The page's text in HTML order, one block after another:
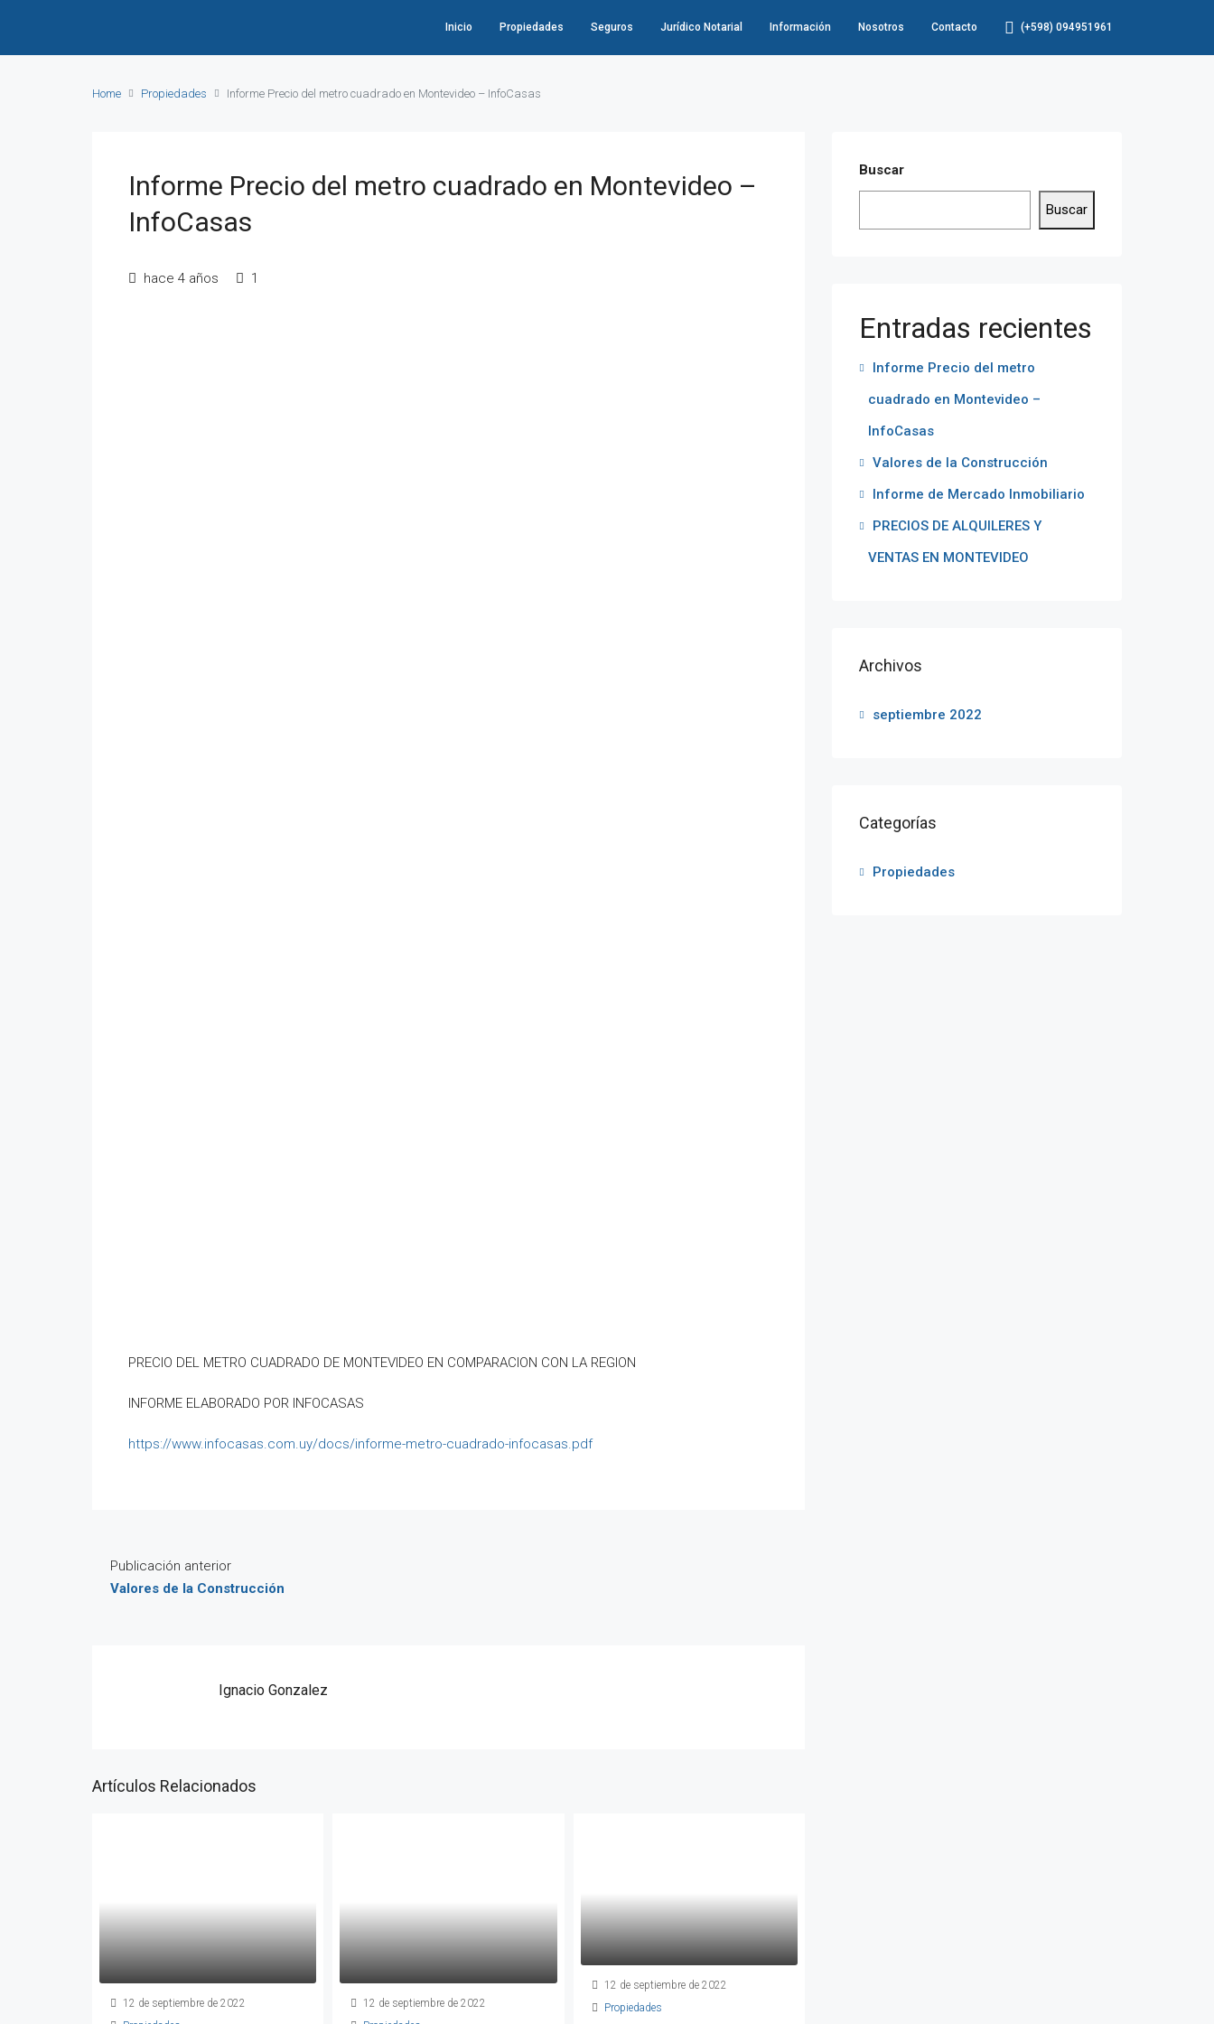
Inicio Propiedades Seguros Jurídico Notarial Información Nosotros Contacto (+598) 094951961
Home Propiedades Informe Precio del metro cuadrado en Montevideo – InfoCasas
Informe Precio del metro cuadrado en Montevideo –
InfoCasas
hace 4 años 1
PRECIO DEL METRO CUADRADO DE MONTEVIDEO EN COMPARACION CON LA REGION
INFORME ELABORADO POR INFOCASAS
https://www.infocasas.com.uy/docs/informe-metro-cuadrado-infocasas.pdf
Publicación anterior
Valores de la Construcción
Ignacio Gonzalez
Artículos Relacionados
12 de septiembre de 2022
12 de septiembre de 2022
12 de septiembre de 2022
Propiedades
Buscar
Buscar
Entradas recientes
Informe Precio del metro
cuadrado en Montevideo –
InfoCasas
Valores de la Construcción
Informe de Mercado Inmobiliario
PRECIOS DE ALQUILERES Y
VENTAS EN MONTEVIDEO
Archivos
septiembre 2022
Categorías
Propiedades